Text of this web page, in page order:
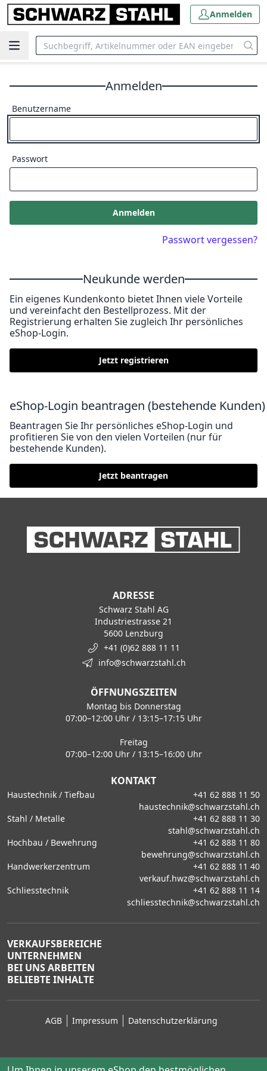
Anmelden
Anmelden
Benutzername
Passwort
Anmelden
Passwort vergessen?
Neukunde werden
Ein eigenes Kundenkonto bietet Ihnen viele Vorteile
und vereinfacht den Bestellprozess. Mit der
Registrierung erhalten Sie zugleich Ihr persönliches
eShop-Login.
Jetzt registrieren
eShop-Login beantragen (bestehende Kunden)
Beantragen Sie Ihr persönliches eShop-Login und
profitieren Sie von den vielen Vorteilen (nur für
bestehende Kunden).
Jetzt beantragen
ADRESSE
Schwarz Stahl AG
Industriestrasse 21
5600 Lenzburg
+41 (0)62 888 11 11
info@schwarzstahl.ch
ÖFFNUNGSZEITEN
Montag bis Donnerstag
07:00–12:00 Uhr / 13:15–17:15 Uhr
Freitag
07:00–12:00 Uhr / 13:15–16:00 Uhr
KONTAKT
Haustechnik / Tiefbau
+41 62 888 11 50
haustechnik@schwarzstahl.ch
Stahl / Metalle
+41 62 888 11 30
stahl@schwarzstahl.ch
Hochbau / Bewehrung
+41 62 888 11 80
bewehrung@schwarzstahl.ch
Handwerkerzentrum
+41 62 888 11 40
verkauf.hwz@schwarzstahl.ch
Schliesstechnik
+41 62 888 11 14
schliesstechnik@schwarzstahl.ch
VERKAUFSBEREICHE
UNTERNEHMEN
BEI UNS ARBEITEN
BELIEBTE INHALTE
AGB Impressum Datenschutzerklärung